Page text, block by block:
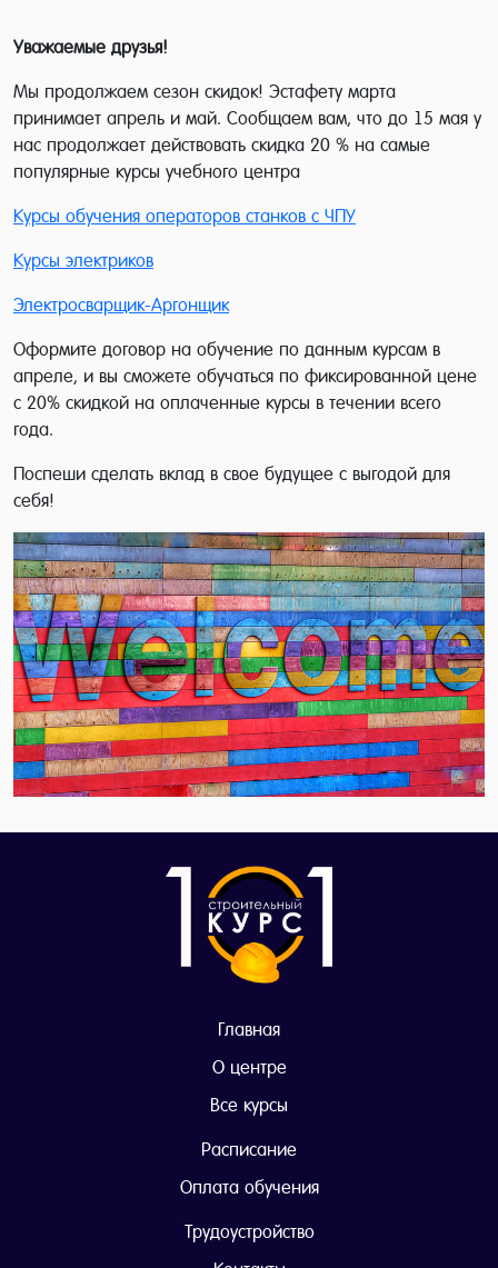
Уважаемые друзья!
Мы продолжаем сезон скидок! Эстафету марта
принимает апрель и май. Сообщаем вам, что до 15 мая у
нас продолжает действовать скидка 20 % на самые
популярные курсы учебного центра
Курсы обучения операторов станков с ЧПУ
Курсы электриков
Электросварщик-Аргонщик
Оформите договор на обучение по данным курсам в
апреле, и вы сможете обучаться по фиксированной цене
с 20% скидкой на оплаченные курсы в течении всего
года.
Поспеши сделать вклад в свое будущее с выгодой для
себя!
Главная
О центре
Все курсы
Расписание
Оплата обучения
Трудоустройство